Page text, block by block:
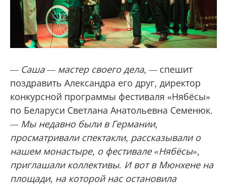
— Саша — мастер своего дела, — спешит
поздравить Александра его друг, директор
конкурсной программы фестиваля «Нябёсы»
по Беларуси Светлана Анатольевна Семенюк.
— Мы недавно были в Германии,
просматривали спектакли, рассказывали о
нашем монастыре, о фестивале «Нябёсы»,
приглашали коллективы. И вот в Мюнхене на
площади, на которой нас остановила